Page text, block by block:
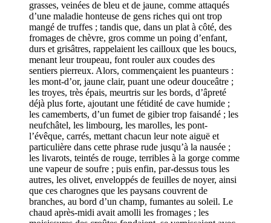
grasses, veinées de bleu et de jaune, comme attaqués
d’une maladie honteuse de gens riches qui ont trop
mangé de truffes ; tandis que, dans un plat à côté, des
fromages de chèvre, gros comme un poing d’enfant,
durs et grisâtres, rappelaient les cailloux que les boucs,
menant leur troupeau, font rouler aux coudes des
sentiers pierreux. Alors, commençaient les puanteurs :
les mont-d’or, jaune clair, puant une odeur douceâtre ;
les troyes, très épais, meurtris sur les bords, d’âpreté
déjà plus forte, ajoutant une fétidité de cave humide ;
les camemberts, d’un fumet de gibier trop faisandé ; les
neufchâtel, les limbourg, les marolles, les pont-
l’évêque, carrés, mettant chacun leur note aiguë et
particulière dans cette phrase rude jusqu’à la nausée ;
les livarots, teintés de rouge, terribles à la gorge comme
une vapeur de soufre ; puis enfin, par-dessus tous les
autres, les olivet, enveloppés de feuilles de noyer, ainsi
que ces charognes que les paysans couvrent de
branches, au bord d’un champ, fumantes au soleil. Le
chaud après-midi avait amolli les fromages ; les